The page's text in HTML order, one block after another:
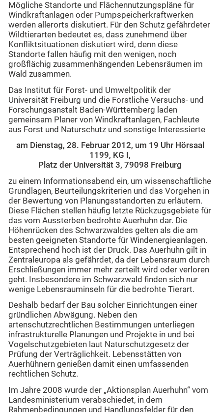
Mögliche Standorte und Flächennutzungspläne für
Windkraftanlagen oder Pumpspeicherkraftwerken
werden allerorts diskutiert. Für den Schutz gefährdeter
Wildtierarten bedeutet es, dass zunehmend über
Konfliktsituationen diskutiert wird, denn diese
Standorte fallen häufig mit den wenigen, noch
großflächig zusammenhängenden Lebensräumen im
Wald zusammen.
Das Institut für Forst- und Umweltpolitik der
Universität Freiburg und die Forstliche Versuchs- und
Forschungsanstalt Baden-Württemberg laden
gemeinsam Planer von Windkraftanlagen, Fachleute
aus Forst und Naturschutz und sonstige Interessierte
am Dienstag, 28. Februar 2012, um 19 Uhr Hörsaal
1199, KG I,
Platz der Universität 3, 79098 Freiburg
zu einem Informationsabend ein, um wissenschaftliche
Grundlagen, Beurteilungskriterien und das Vorgehen in
der Bewertung von Planungsstandorten zu erläutern.
Diese Flächen stellen häufig letzte Rückzugsgebiete für
das vom Aussterben bedrohte Auerhuhn dar. Die
Höhenrücken des Schwarzwaldes gelten als die am
besten geeigneten Standorte für Windenergieanlagen.
Entsprechend hoch ist der Druck. Das Auerhuhn gilt in
Zentraleuropa als gefährdet, da der Lebensraum durch
Erschließungen immer mehr zerteilt wird oder verloren
geht. Insbesondere im Schwarzwald finden sich nur
wenige Lebensrauminseln für die bedrohte Tierart.
Deshalb bedarf der Bau solcher Einrichtungen einer
gründlichen Abwägung. Neben den
artenschutzrechtlichen Bestimmungen unterliegen
infrastrukturelle Planungen und Projekte in und bei
Vogelschutzgebieten laut Naturschutzgesetz der
Prüfung der Verträglichkeit. Lebensstätten von
Auerhühnern genießen damit einen umfassenden
rechtlichen Schutz.
Im Jahre 2008 wurde der „Aktionsplan Auerhuhn“ vom
Landesministerium verabschiedet, in dem
Rahmenbedingungen und Handlungsfelder für den